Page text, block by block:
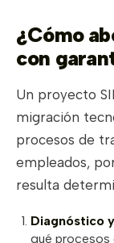
¿Cómo
con
Un proyecto
migración
procesos de
empleados,
resulta
Diagnóstico
qué procesos